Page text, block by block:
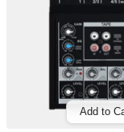
Add to